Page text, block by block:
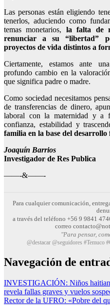
Las personas están eligiendo
tenerlos, aduciendo como
temas monetarios, la falta de
renunciar a su “libertad”
proyectos de vida distintos a
Ciertamente, estamos ante
profundo cambio en la
que significa padre o madre.
Como sociedad necesitamos
de transferencias de dinero,
laboral con la maternidad y a
confianza, estabilidad y
familia en la base del
Joaquín Barrios
Investigador de Res Publica
——-&——-
Para cualquier comunicación,
a través del teléfono +56 9 9841
correo
"Para pensar,
@destacar @seguidores #Temuco
Navegación de
INVESTIGACIÓN: Niños
revela fallas graves y vuelos
Rector de la UFRO: «Pobre del